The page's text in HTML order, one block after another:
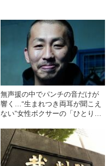
無声援の中でパンチの音だけが
響く…“生まれつき両耳が聞こえ
ない”女性ボクサーの「ひとりの